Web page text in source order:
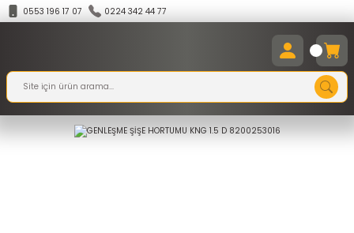
0553 196 17 07 0224 342 44 77